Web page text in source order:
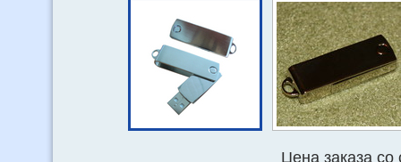
Цена заказа со